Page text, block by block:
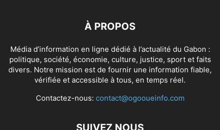
À PROPOS
Média d’information en ligne dédié à l’actualité du Gabon :
politique, société, économie, culture, justice, sport et faits
divers. Notre mission est de fournir une information fiable,
vérifiée et accessible à tous, en temps réel.
Contactez-nous: contact@ogooueinfo.com
SUIVEZ NOUS